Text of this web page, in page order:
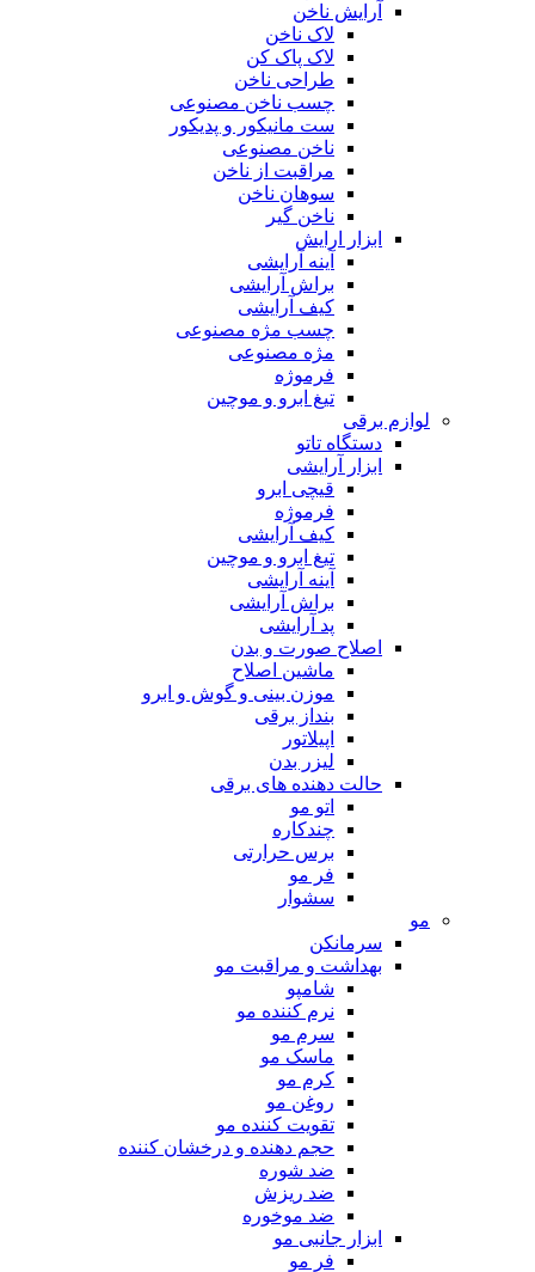
آرایش ناخن
لاک ناخن
لاک پاک کن
طراحی ناخن
چسب ناخن مصنوعی
ست مانیکور و پدیکور
ناخن مصنوعی
مراقبت از ناخن
سوهان ناخن
ناخن گیر
ابزار ارایش
آینه آرایشی
براش آرایشی
کیف آرایشی
چسب مژه مصنوعی
مژه مصنوعی
فرموژه
تیغ ابرو و موچین
لوازم برقی
دستگاه تاتو
ابزار آرایشی
قیچی ابرو
فرموژه
کیف آرایشی
تیغ ابرو و موچین
آینه آرایشی
براش آرایشی
پد آرایشی
اصلاح صورت و بدن
ماشین اصلاح
موزن بینی و گوش و ابرو
بنداز برقی
اپیلاتور
لیزر بدن
حالت دهنده های برقی
اتو مو
چندکاره
برس حرارتی
فر مو
سشوار
مو
سرمانکن
بهداشت و مراقبت مو
شامپو
نرم کننده مو
سرم مو
ماسک مو
کرم مو
روغن مو
تقویت کننده مو
حجم دهنده و درخشان کننده
ضد شوره
ضد ریزش
ضد موخوره
ابزار جانبی مو
فر مو